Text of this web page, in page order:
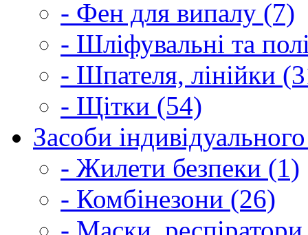
- Фен для випалу (7)
- Шліфувальні та
- Шпателя, лінійки
- Щітки (54)
Засоби
- Жилети безпеки (1)
- Комбінезони (26)